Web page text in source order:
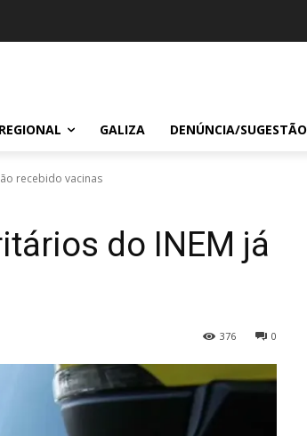
REGIONAL GALIZA DENÚNCIA/SUGESTÃO
recebido vacinas
do INEM já
0
376